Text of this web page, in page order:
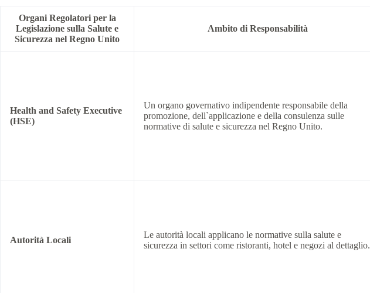
Organi Regolatori per la
Legislazione sulla Salute e
Sicurezza nel Regno Unito
Ambito di Responsabilità
Health and Safety Executive
(HSE)
Un organo governativo indipendente responsabile della
promozione, dell`applicazione e della consulenza sulle
normative di salute e sicurezza nel Regno Unito.
Autorità Locali
Le autorità locali applicano le normative sulla salute e
sicurezza in settori come ristoranti, hotel e negozi al dettaglio.